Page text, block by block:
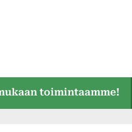
toimintaamme!